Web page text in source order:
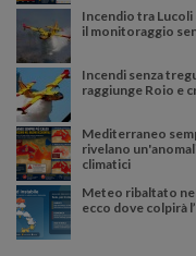
Incendio tra Lucoli
il monitoraggio
Incendi senza
raggiunge Roio e
Mediterraneo
rivelano
climatici
Meteo ribaltato
ecco dove colpirà